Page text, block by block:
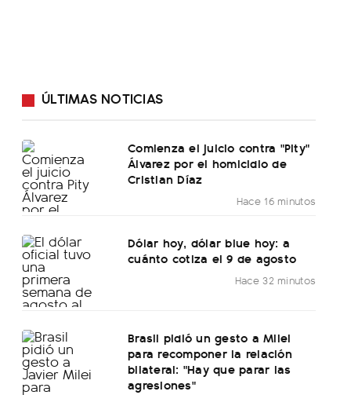
ÚLTIMAS NOTICIAS
Comienza el juicio contra "Pity"
Álvarez por el homicidio de
Cristian Díaz
Hace 16 minutos
Dólar hoy, dólar blue hoy: a
cuánto cotiza el 9 de agosto
Hace 32 minutos
Brasil pidió un gesto a Milei
para recomponer la relación
bilateral: "Hay que parar las
agresiones"